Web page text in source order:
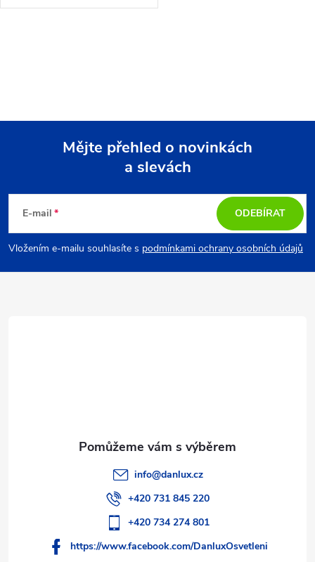
a
í
p
p
a
Mějte přehled o novinkách
a slevách
E-mail
Vložením e-mailu souhlasíte s podmínkami ochrany osobních údajů
ODEBÍRAT
info@danlux.cz
+420 731 845 220
+420 734 274 801
https://www.facebook.com/DanluxOsvetleni